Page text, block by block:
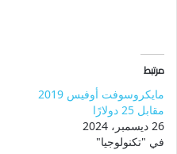
مرتبط
مايكروسوفت أوفيس 2019
مقابل 25 دولارًا
26 ديسمبر، 2024
في "تكنولوجيا"